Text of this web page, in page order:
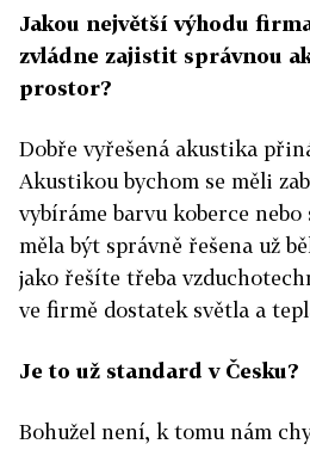
Jakou největší výhodu
zvládne zajistit správnou
prostor?
Dobře vyřešená akustika
Akustikou bychom se měli
vybíráme barvu koberce nebo
měla být správně řešena už
jako řešíte třeba
ve firmě dostatek světla a
Je to už standard v Česku?
Bohužel není, k tomu nám